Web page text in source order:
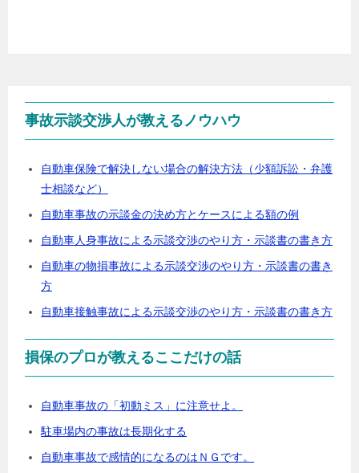
事故示談交渉人が教えるノウハウ
自動車保険で解決しない場合の解決方法（少額訴訟・弁護
士相談など）
自動車事故の示談金の決め方とケースによる額の例
自動車人身事故による示談交渉のやり方・示談書の書き方
自動車の物損事故による示談交渉のやり方・示談書の書き
方
自動車接触事故による示談交渉のやり方・示談書の書き方
損保のプロが教えるここだけの話
自動車事故の「初動ミス」に注意せよ。
駐車場内の事故は長期化する
自動車事故で感情的になるのはＮＧです。